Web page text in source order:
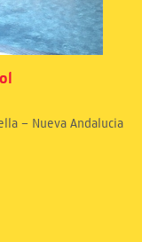
– Nueva Andalucia